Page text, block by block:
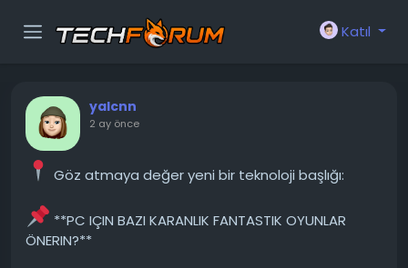
Katıl
yalcnn
2 ay önce
Göz atmaya değer yeni bir teknoloji başlığı:
**PC IÇIN BAZI KARANLIK FANTASTIK OYUNLAR
ÖNERIN?**